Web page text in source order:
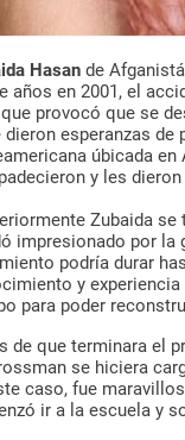
Hasan de
años en 2001, el
provocó que se
dieron esperanzas de
úbicada
y les
Zubaida
impresionado por la
podría durar
y
para poder
de que terminara el
se hiciera
caso, fue
ir a la escuela y